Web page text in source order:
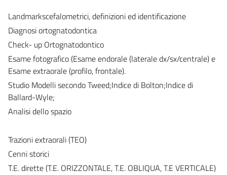
Landmarkscefalometrici, definizioni ed identificazione
Diagnosi ortognatodontica
Check- up Ortognatodontico
Esame fotografico (Esame endorale (laterale dx/sx/centrale) e
Esame extraorale (profilo, frontale).
Studio Modelli secondo Tweed;Indice di Bolton;Indice di
Ballard-Wyle;
Analisi dello spazio
Trazioni extraorali (TEO)
Cenni storici
T.E. dirette (T.E. ORIZZONTALE, T.E. OBLIQUA, T.E VERTICALE)